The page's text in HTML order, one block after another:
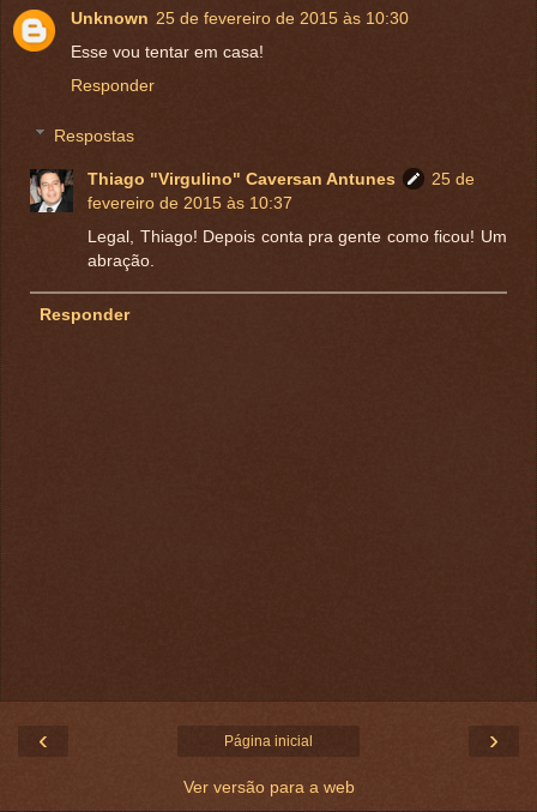
Unknown 25 de fevereiro de 2015 às 10:30
Esse vou tentar em casa!
Responder
Respostas
Thiago "Virgulino" Caversan Antunes
25 de
fevereiro de 2015 às 10:37
Legal, Thiago! Depois conta pra gente como ficou! Um
abração.
Responder
‹ ›
Página inicial
Ver versão para a web